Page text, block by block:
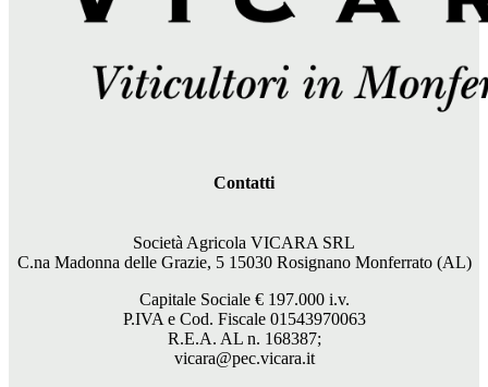
Contatti
Società Agricola VICARA SRL
C.na Madonna delle Grazie, 5 15030 Rosignano Monferrato (AL)
Capitale Sociale € 197.000i.v.
P.IVA e Cod. Fiscale 01543970063
R.E.A. AL n. 168387;
vicara@pec.vicara.it